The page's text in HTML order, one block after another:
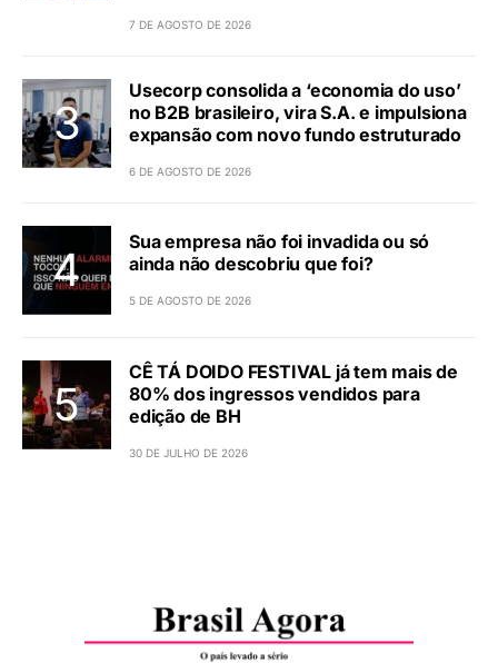
7 DE AGOSTO DE 2026
Usecorp consolida a ‘economia do uso’
no B2B brasileiro, vira S.A. e impulsiona
expansão com novo fundo estruturado
6 DE AGOSTO DE 2026
Sua empresa não foi invadida ou só
ainda não descobriu que foi?
5 DE AGOSTO DE 2026
CÊ TÁ DOIDO FESTIVAL já tem mais de
80% dos ingressos vendidos para
edição de BH
30 DE JULHO DE 2026